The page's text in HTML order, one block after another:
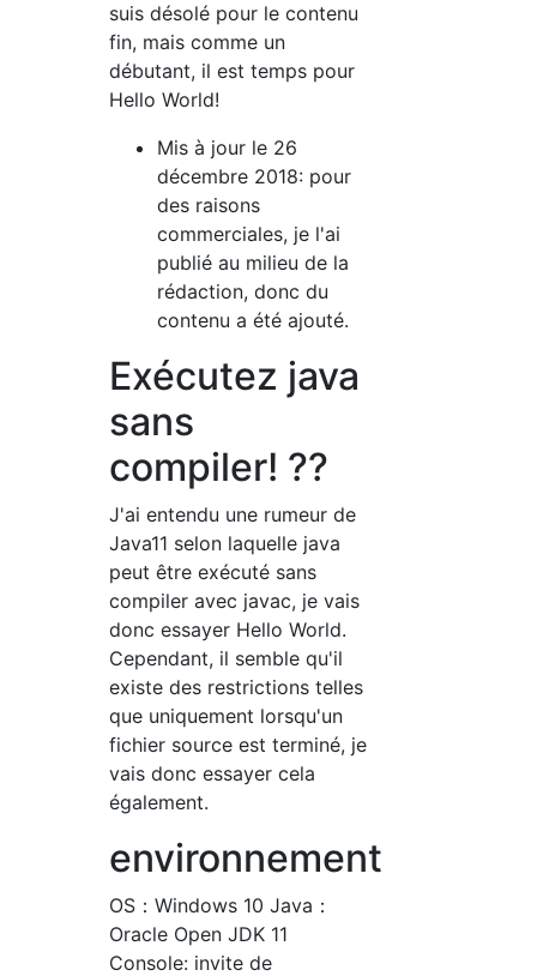
suis désolé pour le contenu
fin, mais comme un
débutant, il est temps pour
Hello World!
Mis à jour le 26
décembre 2018: pour
des raisons
commerciales, je l'ai
publié au milieu de la
rédaction, donc du
contenu a été ajouté.
Exécutez java
sans
compiler! ??
J'ai entendu une rumeur de
Java11 selon laquelle java
peut être exécuté sans
compiler avec javac, je vais
donc essayer Hello World.
Cependant, il semble qu'il
existe des restrictions telles
que uniquement lorsqu'un
fichier source est terminé, je
vais donc essayer cela
également.
environnement
OS：Windows 10 Java：
Oracle Open JDK 11
Console: invite de